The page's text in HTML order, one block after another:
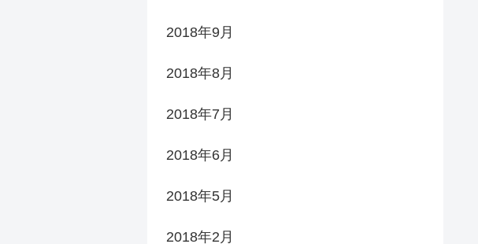
2018年9月
2018年8月
2018年7月
2018年6月
2018年5月
2018年2月